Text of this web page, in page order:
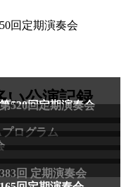
回定期演奏会
い公演記録
ログラム
520回定期演奏会
ログラム
回 定期演奏会